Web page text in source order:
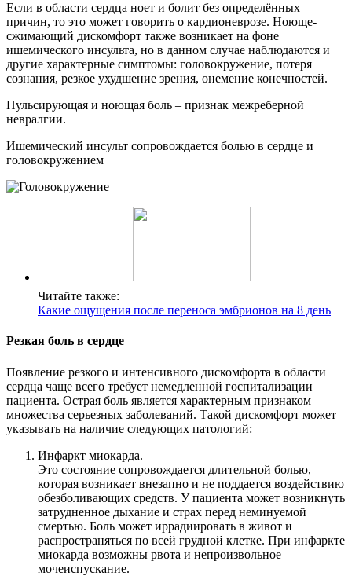
Если в области сердца ноет и болит без определённых
причин, то это может говорить о кардионеврозе. Ноюще-
сжимающий дискомфорт также возникает на фоне
ишемического инсульта, но в данном случае наблюдаются и
другие характерные симптомы: головокружение, потеря
сознания, резкое ухудшение зрения, онемение конечностей.
Пульсирующая и ноющая боль – признак межреберной
невралгии.
Ишемический инсульт сопровождается болью в сердце и
головокружением
Читайте также:
Какие ощущения после переноса эмбрионов на 8 день
Резкая боль в сердце
Появление резкого и интенсивного дискомфорта в области
сердца чаще всего требует немедленной госпитализации
пациента. Острая боль является характерным признаком
множества серьезных заболеваний. Такой дискомфорт может
указывать на наличие следующих патологий:
Инфаркт миокарда.
Это состояние сопровождается длительной болью,
которая возникает внезапно и не поддается воздействию
обезболивающих средств. У пациента может возникнуть
затрудненное дыхание и страх перед неминуемой
смертью. Боль может иррадиировать в живот и
распространяться по всей грудной клетке. При инфаркте
миокарда возможны рвота и непроизвольное
мочеиспускание.